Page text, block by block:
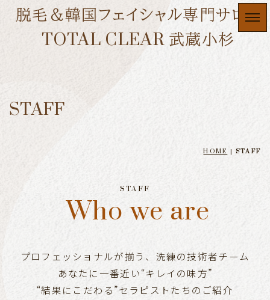
脱毛＆韓国フェイシャル専門サロン
TOTAL CLEAR 武蔵小杉
STAFF
HOME | STAFF
STAFF
Who we are
プロフェッショナルが揃う、洗練の技術者チーム
あなたに一番近い“キレイの味方”
“結果にこだわる”セラピストたちのご紹介